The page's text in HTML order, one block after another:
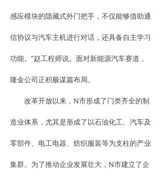
感应模块的隐藏式外门把手，不仅能够借助通
信协议与汽车主机进行对话，还具备自主学习
功能。”赵工程师说。面对新能源汽车赛道，
隆金公司正积极谋篇布局。
改革开放以来，N市形成了门类齐全的制
造业体系，尤其是形成了以石油化工、汽车及
零部件、电工电器、纺织服装等为支柱的产业
集群。为了推动企业发展壮大，N市建立了企